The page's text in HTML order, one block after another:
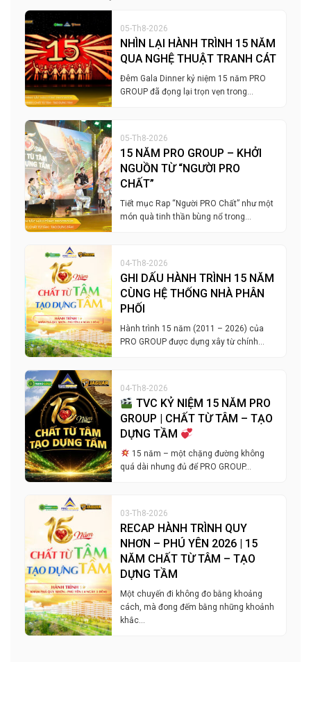
05-Th8-2026
NHÌN LẠI HÀNH TRÌNH 15 NĂM
QUA NGHỆ THUẬT TRANH CÁT
Đêm Gala Dinner kỷ niệm 15 năm PRO
GROUP đã đọng lại trọn vẹn trong…
05-Th8-2026
15 NĂM PRO GROUP – KHỞI
NGUỒN TỪ “NGƯỜI PRO
CHẤT”
Tiết mục Rap “Người PRO Chất” như một
món quà tinh thần bùng nổ trong…
04-Th8-2026
GHI DẤU HÀNH TRÌNH 15 NĂM
CÙNG HỆ THỐNG NHÀ PHÂN
PHỐI
Hành trình 15 năm (2011 – 2026) của
PRO GROUP được dựng xây từ chính…
04-Th8-2026
TVC KỶ NIỆM 15 NĂM PRO
GROUP | CHẤT TỪ TÂM – TẠO
DỰNG TẦM
15 năm – một chặng đường không
quá dài nhưng đủ để PRO GROUP…
03-Th8-2026
RECAP HÀNH TRÌNH QUY
NHƠN – PHÚ YÊN 2026 | 15
NĂM CHẤT TỪ TÂM – TẠO
DỰNG TẦM
Một chuyến đi không đo bằng khoảng
cách, mà đong đếm bằng những khoảnh
khắc…